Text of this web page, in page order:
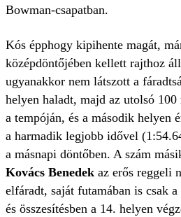
Bowman-csapatban.
Kós épphogy kipihente magát,
középdöntőjében kellett rajthoz
ugyanakkor nem látszott a
helyen haladt, majd az utolsó
a tempóján, és a második helyen
a harmadik legjobb idővel
a másnapi döntőben. A szám
Kovács Benedek az erős reggeli
elfáradt, saját futamában is csak
és összesítésben a 14. helyen